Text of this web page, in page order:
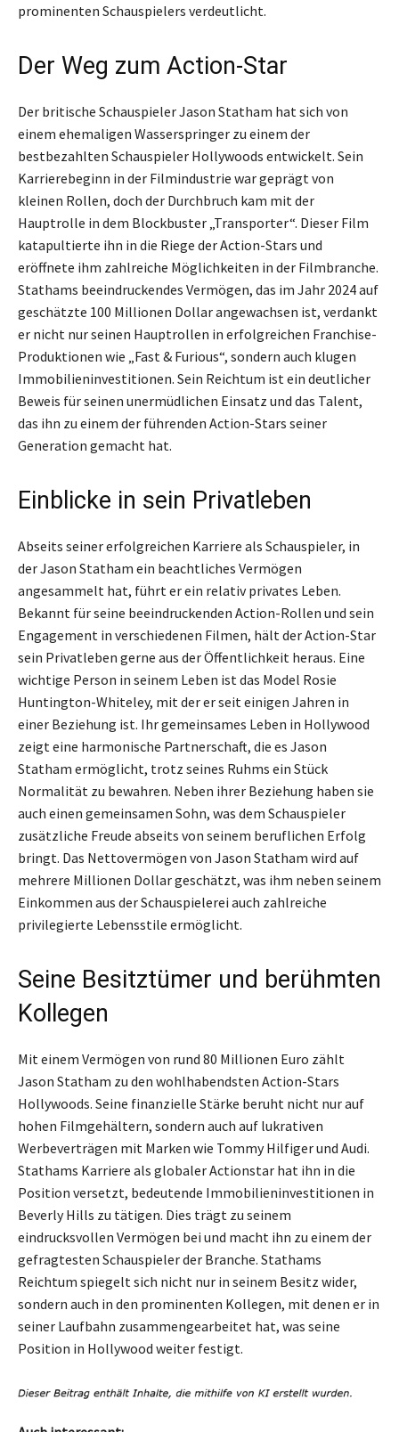
prominenten Schauspielers verdeutlicht.
Der Weg zum Action-Star
Der britische Schauspieler Jason Statham hat sich von
einem ehemaligen Wasserspringer zu einem der
bestbezahlten Schauspieler Hollywoods entwickelt. Sein
Karrierebeginn in der Filmindustrie war geprägt von
kleinen Rollen, doch der Durchbruch kam mit der
Hauptrolle in dem Blockbuster „Transporter“. Dieser Film
katapultierte ihn in die Riege der Action-Stars und
eröffnete ihm zahlreiche Möglichkeiten in der Filmbranche.
Stathams beeindruckendes Vermögen, das im Jahr 2024 auf
geschätzte 100 Millionen Dollar angewachsen ist, verdankt
er nicht nur seinen Hauptrollen in erfolgreichen Franchise-
Produktionen wie „Fast & Furious“, sondern auch klugen
Immobilieninvestitionen. Sein Reichtum ist ein deutlicher
Beweis für seinen unermüdlichen Einsatz und das Talent,
das ihn zu einem der führenden Action-Stars seiner
Generation gemacht hat.
Einblicke in sein Privatleben
Abseits seiner erfolgreichen Karriere als Schauspieler, in
der Jason Statham ein beachtliches Vermögen
angesammelt hat, führt er ein relativ privates Leben.
Bekannt für seine beeindruckenden Action-Rollen und sein
Engagement in verschiedenen Filmen, hält der Action-Star
sein Privatleben gerne aus der Öffentlichkeit heraus. Eine
wichtige Person in seinem Leben ist das Model Rosie
Huntington-Whiteley, mit der er seit einigen Jahren in
einer Beziehung ist. Ihr gemeinsames Leben in Hollywood
zeigt eine harmonische Partnerschaft, die es Jason
Statham ermöglicht, trotz seines Ruhms ein Stück
Normalität zu bewahren. Neben ihrer Beziehung haben sie
auch einen gemeinsamen Sohn, was dem Schauspieler
zusätzliche Freude abseits von seinem beruflichen Erfolg
bringt. Das Nettovermögen von Jason Statham wird auf
mehrere Millionen Dollar geschätzt, was ihm neben seinem
Einkommen aus der Schauspielerei auch zahlreiche
privilegierte Lebensstile ermöglicht.
Seine Besitztümer und berühmten
Kollegen
Mit einem Vermögen von rund 80 Millionen Euro zählt
Jason Statham zu den wohlhabendsten Action-Stars
Hollywoods. Seine finanzielle Stärke beruht nicht nur auf
hohen Filmgehältern, sondern auch auf lukrativen
Werbeverträgen mit Marken wie Tommy Hilfiger und Audi.
Stathams Karriere als globaler Actionstar hat ihn in die
Position versetzt, bedeutende Immobilieninvestitionen in
Beverly Hills zu tätigen. Dies trägt zu seinem
eindrucksvollen Vermögen bei und macht ihn zu einem der
gefragtesten Schauspieler der Branche. Stathams
Reichtum spiegelt sich nicht nur in seinem Besitz wider,
sondern auch in den prominenten Kollegen, mit denen er in
seiner Laufbahn zusammengearbeitet hat, was seine
Position in Hollywood weiter festigt.